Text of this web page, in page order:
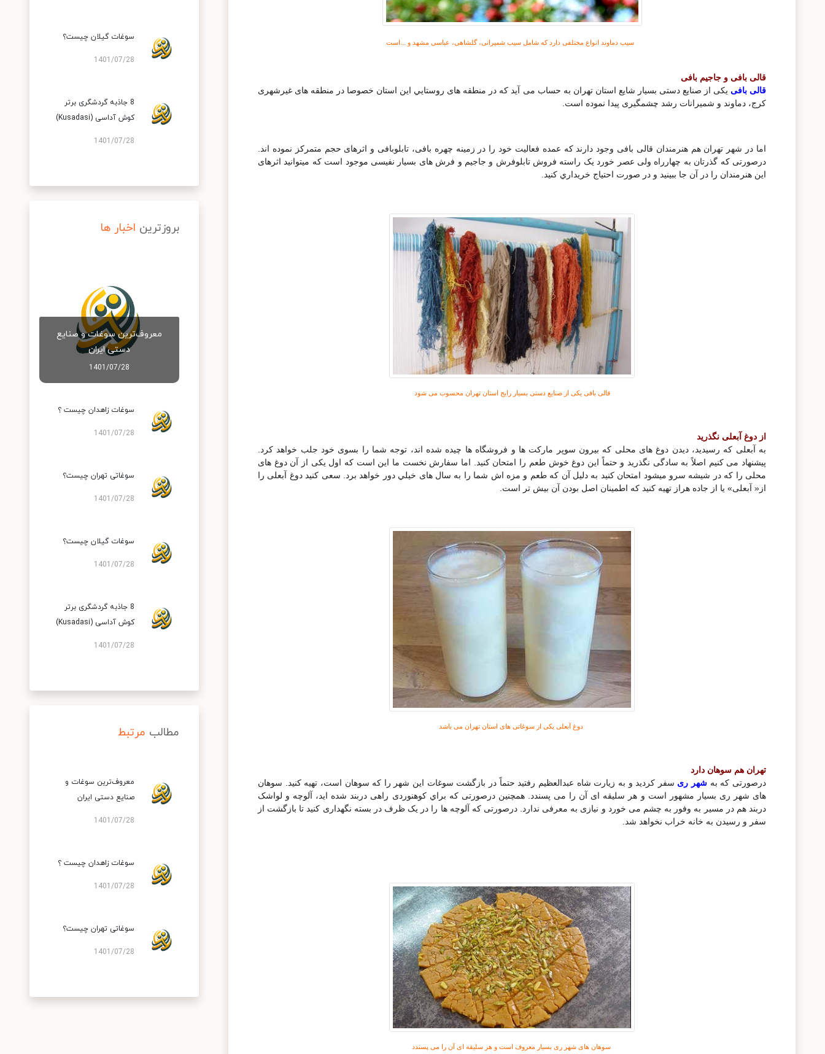
سیب دماوند انواع مختلفی دارد که شامل سیب شمیرانی، گلشاهی، عباسی مشهد و ...است
قالی بافی و جاجیم بافی
قالی بافی یکی از صنایع دستی بسیار شایع استان تهران به حساب می آید که در منطقه های روستايي این استان خصوصا در منطقه های غیرشهری
کرج، دماوند و شمیرانات رشد چشمگیری پیدا نموده است.
اما در شهر تهران هم هنرمندان قالی بافی وجود دارند که عمده فعالیت خود را در زمينه چهره بافی، تابلوبافی و اثرهای حجم متمرکز نموده اند.
درصورتی که گذرتان به چهارراه ولی عصر خورد یک راسته فروش تابلوفرش و جاجیم و فرش های بسیار نفیسی موجود است که میتوانید اثرهای
این هنرمندان را در آن جا ببینید و در صورت احتیاج خريداري کنید.
قالی بافی یکی از صنایع دستی بسیار رایج استان تهران محسوب می شود
از دوغ آبعلی نگذرید
به آبعلی که رسیدید، دیدن دوغ های محلی که بیرون سوپر مارکت ها و فروشگاه ها چیده شده اند، توجه شما را بسوی خود جلب خواهد کرد.
پیشنهاد می کنیم اصلاً به سادگی نگذرید و حتماً این دوغ خوش طعم را امتحان کنید. اما سفارش نخست ما این است که اول یکی از آن دوغ های
محلی را که در شیشه سرو ميشود امتحان کنید به دلیل آن که طعم و مزه اش شما را به سال های خيلي دور خواهد برد. سعی کنید دوغ آبعلی را
از« آبعلی» یا از جاده هراز تهیه کنید که اطمینان اصل بودن آن بیش تر است.
دوغ آبعلی یکی از سوغاتی های استان تهران می باشد
تهران هم سوهان دارد
درصورتی که به شهر ری سفر کردید و به زیارت شاه عبدالعظیم رفتید حتماً در بازگشت سوغات این شهر را که سوهان است، تهیه کنید. سوهان
های شهر ری بسیار مشهور است و هر سلیقه ای آن را می پسندد. همچنین درصورتی که براي کوهنوردی راهی دربند شده اید، آلوچه و لواشک
دربند هم در مسیر به وفور به چشم می خورد و نیازی به معرفی ندارد. درصورتی که آلوچه ها را در یک ظرف در بسته نگهداری کنید تا بازگشت از
سفر و رسيدن به خانه خراب نخواهد شد.
سوهان های شهر ری بسیار معروف است و هر سلیقه ای آن را می پسندد
سوغات گیلان چیست؟
1401/07/28
8 جاذبه گردشگری برتر
کوش آداسی (Kusadasi)
1401/07/28
بروزترین اخبار ها
معروف‌‌ترین سوغات و صنایع
دستی ایران
1401/07/28
سوغات زاهدان چیست ؟
1401/07/28
سوغاتی تهران چیست؟
1401/07/28
سوغات گیلان چیست؟
1401/07/28
8 جاذبه گردشگری برتر
کوش آداسی (Kusadasi)
1401/07/28
مطالب مرتبط
معروف‌‌ترین سوغات و
صنایع دستی ایران
1401/07/28
سوغات زاهدان چیست ؟
1401/07/28
سوغاتی تهران چیست؟
1401/07/28